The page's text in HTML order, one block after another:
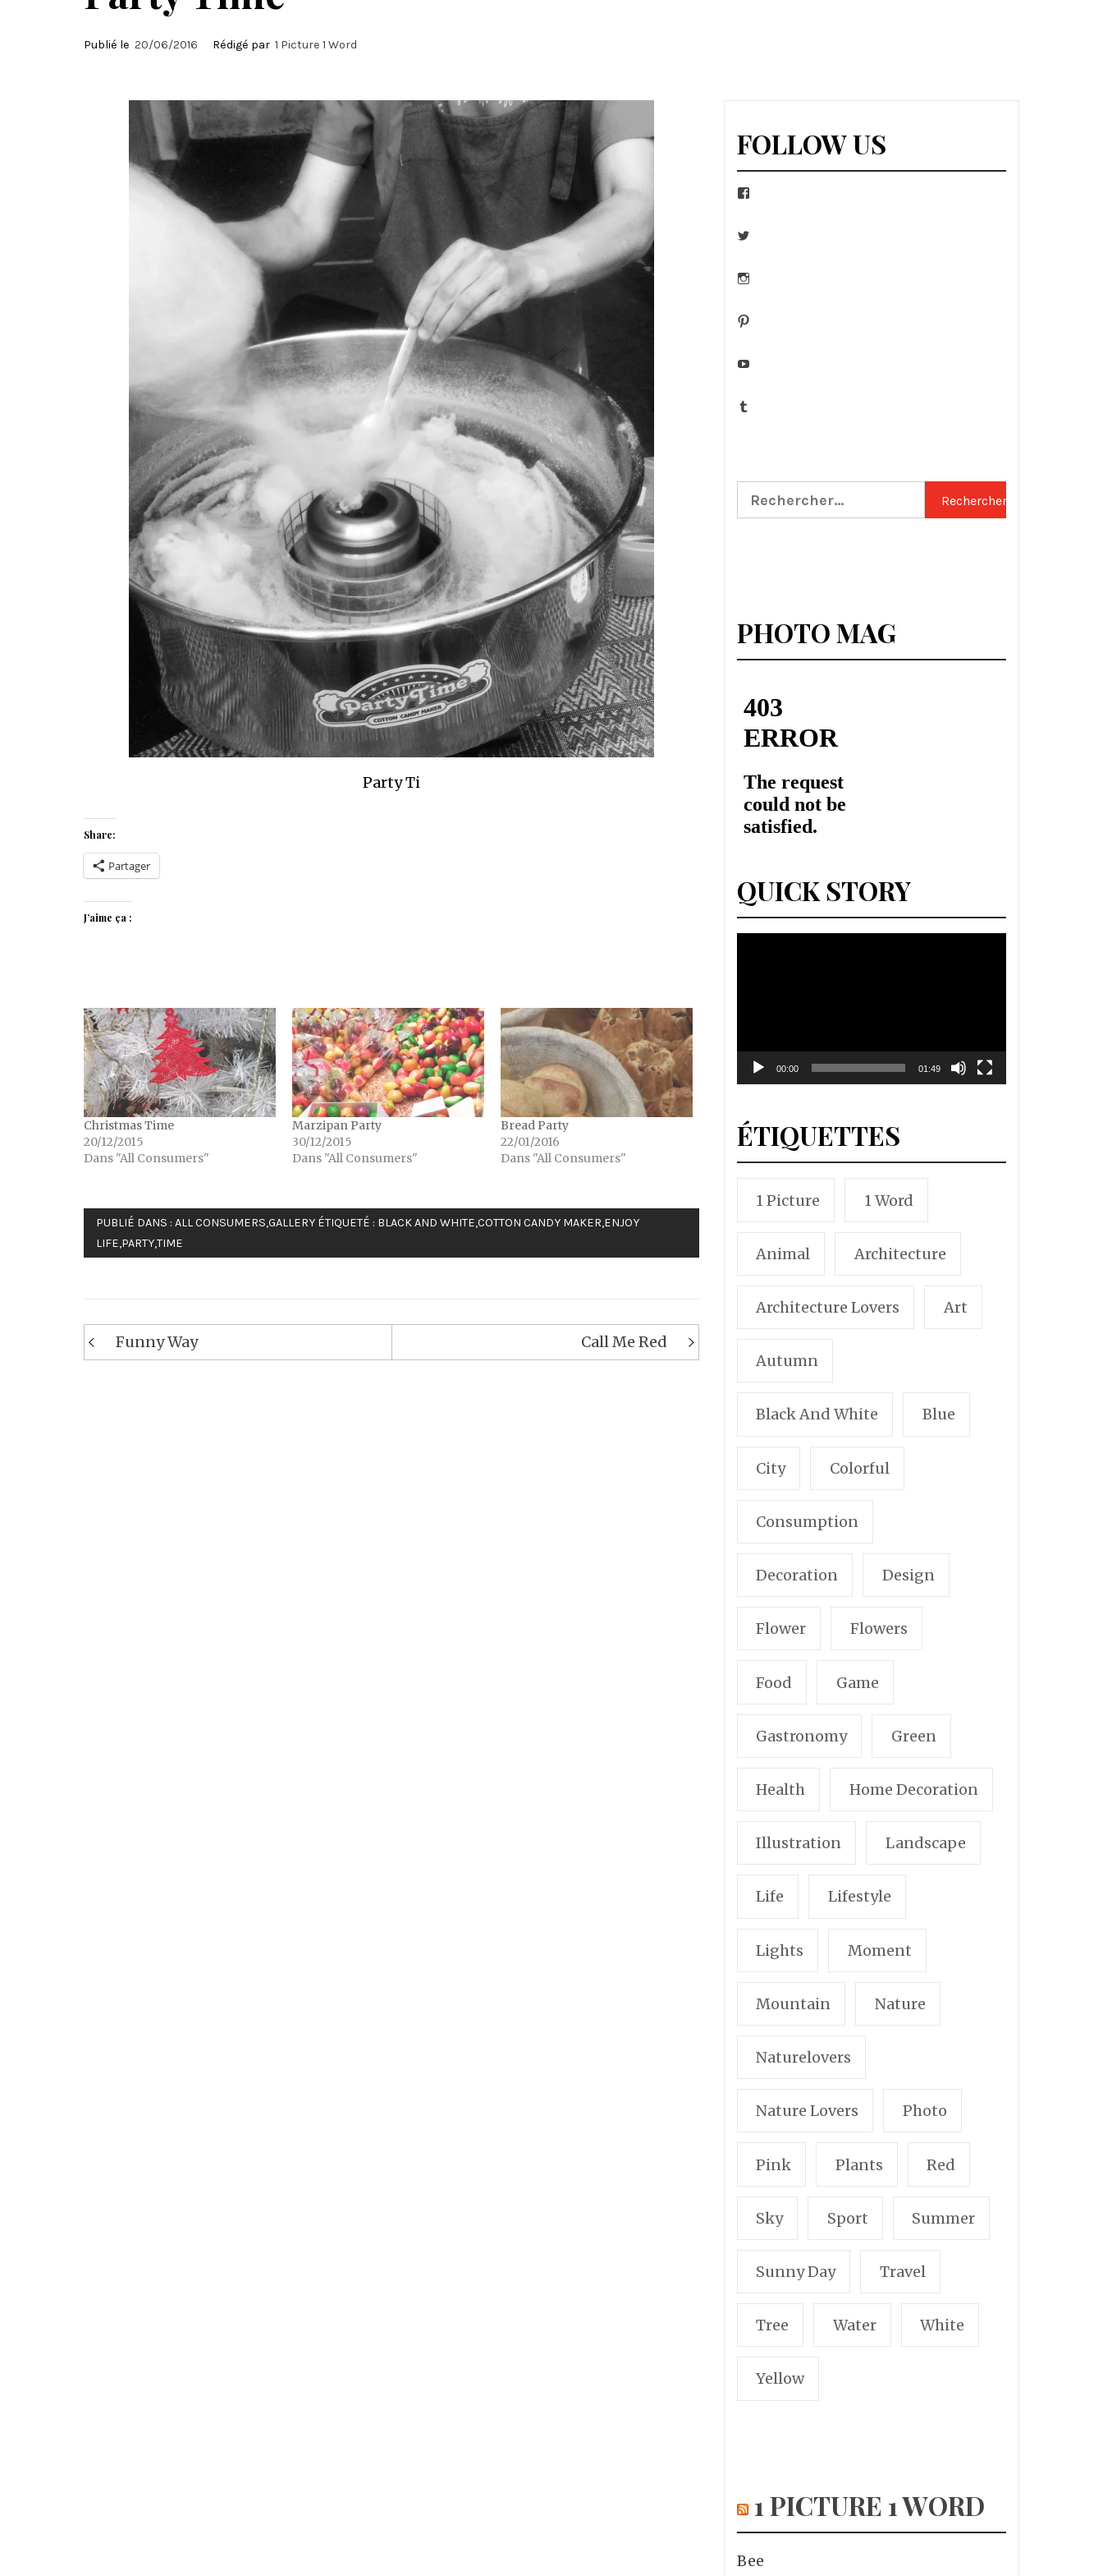
Publié le 20/06/2016 Rédigé par 1 Picture 1 Word
Party Ti
Share:
Partager
J’aime ça :
Christmas Time
20/12/2015
Dans "All Consumers"
Marzipan Party
30/12/2015
Dans "All Consumers"
Bread Party
22/01/2016
Dans "All Consumers"
PUBLIÉ DANS : ALL CONSUMERS,GALLERY ÉTIQUETÉ : BLACK AND WHITE,COTTON CANDY MAKER,ENJOY
LIFE,PARTY,TIME
Navigation
de
Funny Way Call Me Red
FOLLOW US
Facebook
Twitter
Instagram
Pinterest
YouTube
Tumblr
Rechercher :
PHOTO MAG
QUICK STORY
00:00 01:49
ÉTIQUETTES
1 Picture 1 Word
Animal Architecture
Architecture Lovers Art
Autumn
Black And White Blue
City Colorful
Consumption
Decoration Design
Flower Flowers
Food Game
Gastronomy Green
Health Home Decoration
Illustration Landscape
Life Lifestyle
Lights Moment
Mountain Nature
Naturelovers
Nature Lovers Photo
Pink Plants Red
Sky Sport Summer
Sunny Day Travel
Tree Water White
Yellow
1 PICTURE 1 WORD
Bee